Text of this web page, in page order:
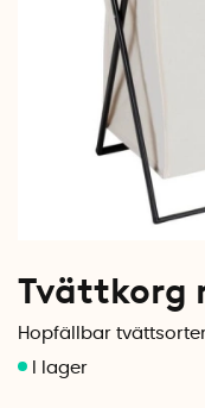
Tvättkorg
Hopfällbar